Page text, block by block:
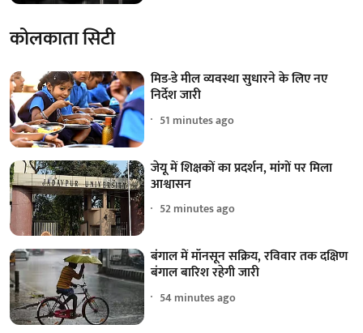
कोलकाता सिटी
मिड-डे मील व्यवस्था सुधारने के लिए नए
निर्देश जारी
51 minutes ago
जेयू में शिक्षकों का प्रदर्शन, मांगों पर मिला
आश्वासन
52 minutes ago
बंगाल में मॉनसून सक्रिय, रविवार तक दक्षिण
बंगाल बारिश रहेगी जारी
54 minutes ago